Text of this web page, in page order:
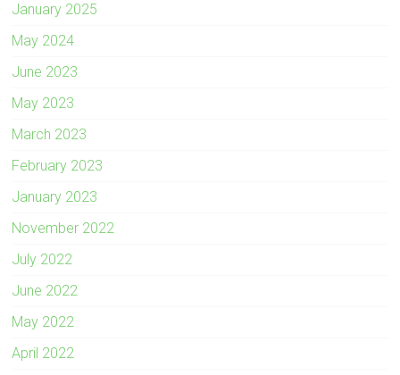
January 2025
May 2024
June 2023
May 2023
March 2023
February 2023
January 2023
November 2022
July 2022
June 2022
May 2022
April 2022